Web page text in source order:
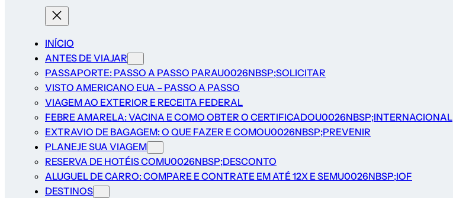
INÍCIO
ANTES DE VIAJAR
PASSAPORTE: PASSO A PASSO PARAU0026NBSP;SOLICITAR
VISTO AMERICANO EUA – PASSO A PASSO
VIAGEM AO EXTERIOR E RECEITA FEDERAL
FEBRE AMARELA: VACINA E COMO OBTER O CERTIFICADOU0026NBSP;INTERNACIONAL
EXTRAVIO DE BAGAGEM: O QUE FAZER E COMOU0026NBSP;PREVENIR
PLANEJE SUA VIAGEM
RESERVA DE HOTÉIS COMU0026NBSP;DESCONTO
ALUGUEL DE CARRO: COMPARE E CONTRATE EM ATÉ 12X E SEMU0026NBSP;IOF
DESTINOS